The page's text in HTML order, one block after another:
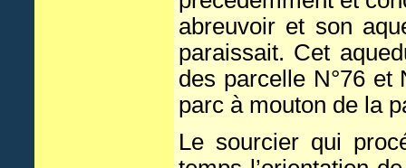
abreuvoir et son
paraissait. Cet
des parcelle N°76 et
parc à mouton de la
Le sourcier qui